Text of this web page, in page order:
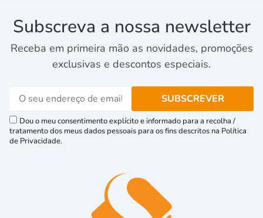
Subscreva a nossa newsletter
Receba em primeira mão as novidades, promoções
exclusivas e descontos especiais.
Dou o meu consentimento explícito e informado para a recolha /
tratamento dos meus dados pessoais para os fins descritos na Política
de Privacidade.